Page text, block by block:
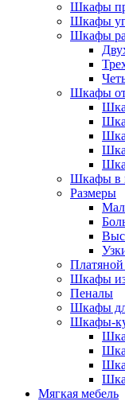
Шкафы
Шкафы
Шкафы
Шкафы от
Шкафы в
Размеры
Шкафы из
Пеналы
Шкафы
Шкафы-
Мягкая мебель